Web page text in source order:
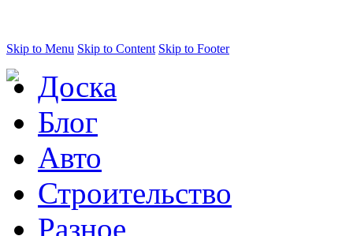
Skip to Menu Skip to Content Skip to Footer
Доска
Блог
Авто
Строительство
Разное